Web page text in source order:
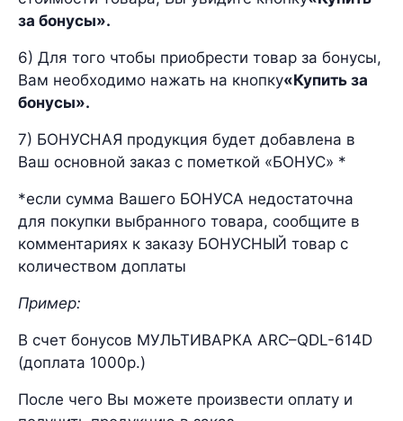
за бонусы».
6) Для того чтобы приобрести товар за бонусы,
Вам необходимо нажать на кнопку«Купить за
бонусы».
7) БОНУСНАЯ продукция будет добавлена в
Ваш основной заказ с пометкой «БОНУС» *
*если сумма Вашего БОНУСА недостаточна
для покупки выбранного товара, сообщите в
комментариях к заказу БОНУСНЫЙ товар с
количеством доплаты
Пример:
В счет бонусов МУЛЬТИВАРКА ARC–QDL-614D
(доплата 1000р.)
После чего Вы можете произвести оплату и